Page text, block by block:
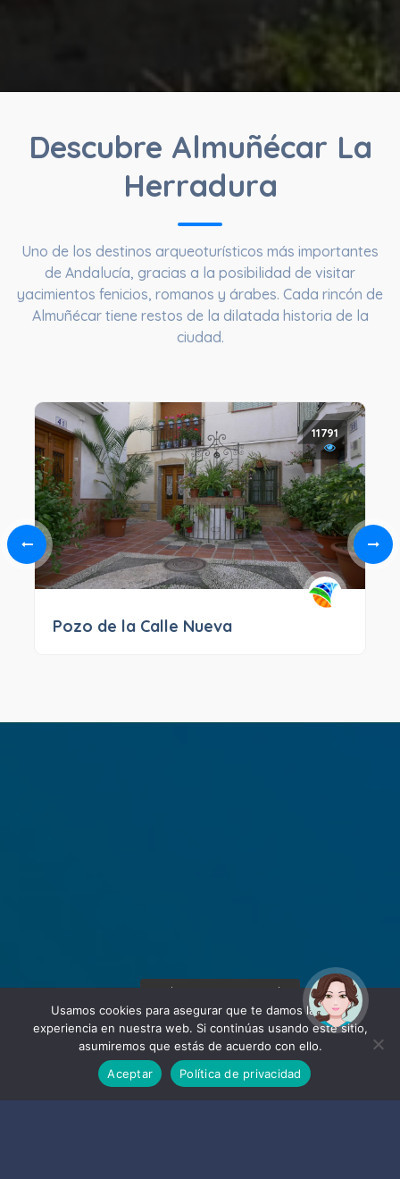
Descubre Almuñécar La
Herradura
Uno de los destinos arqueoturísticos más importantes
de Andalucía, gracias a la posibilidad de visitar
yacimientos fenicios, romanos y árabes. Cada rincón de
Almuñécar tiene restos de la dilatada historia de la
ciudad.
11791
Pozo de la Calle Nueva
Usamos cookies para asegurar que te damos la mejor
experiencia en nuestra web. Si continúas usando este sitio,
asumiremos que estás de acuerdo con ello.
Aceptar
Política de privacidad
¡Hola! Soy Noy. ¿Puedo
ayudarte?